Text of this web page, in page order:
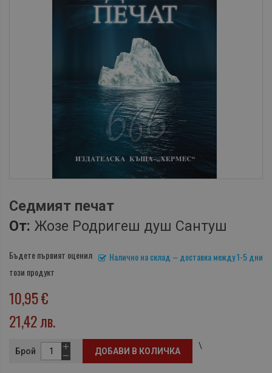
Седмият печат
От: Жозе Родригеш душ Сантуш
Налично на склад – доставка между 1-5 дни
Бъдете първият оценил
този продукт
10,95 €
21,42 лв.
Брой ДОБАВИ В КОЛИЧКА
\